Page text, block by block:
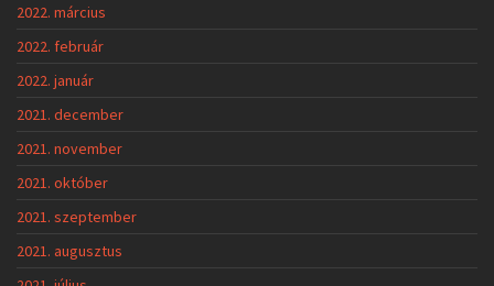
2022. március
2022. február
2022. január
2021. december
2021. november
2021. október
2021. szeptember
2021. augusztus